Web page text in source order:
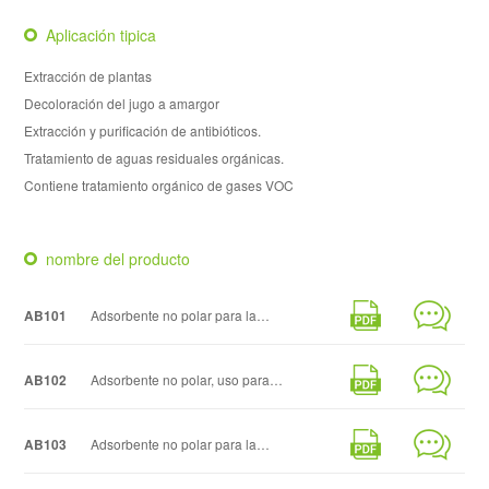
Aplicación tipica
Extracción de plantas
Decoloración del jugo a amargor
Extracción y purificación de antibióticos.
Tratamiento de aguas residuales orgánicas.
Contiene tratamiento orgánico de gases VOC
nombre del producto
AB101 Adsorbente no polar para la
eliminación de pigmentos en licor de
AB102 Adsorbente no polar, uso para
tratamiento de gases residuales
AB103 Adsorbente no polar para la